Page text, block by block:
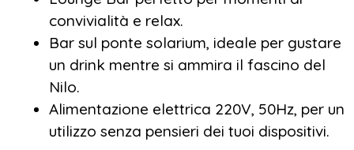
convivialità e relax.
Bar sul ponte solarium, ideale per gustare
un drink mentre si ammira il fascino del
Nilo.
Alimentazione elettrica 220V, 50Hz, per un
utilizzo senza pensieri dei tuoi dispositivi.